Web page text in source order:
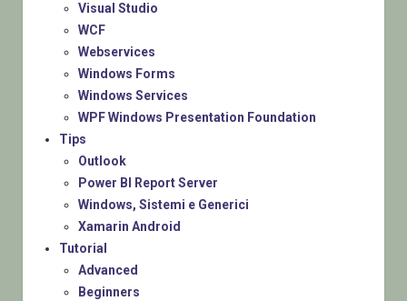
Visual Studio
WCF
Webservices
Windows Forms
Windows Services
WPF Windows Presentation Foundation
Tips
Outlook
Power BI Report Server
Windows, Sistemi e Generici
Xamarin Android
Tutorial
Advanced
Beginners